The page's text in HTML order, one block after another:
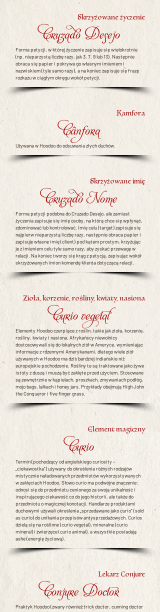
Skrzyżowane życzenie
Cruzado Desejo
Forma petycji, w której życzenie zapisuje się wielokrotnie
(np. nieparzystą liczbę razy, jak 3, 7, 9 lub 13). Następnie
obraca się papier i pokrywa go własnym imieniem i
nazwiskiem (tyle samo razy), a na koniec zapisuje się frazę
rozkazu w ciągłym okręgu wokół petycji.
Kamfora
Cânfora
Używana w Hoodoo do odsuwania złych duchów.
Skrzyżowane imię
Cruzado Nome
Forma petycji podobna do Cruzado Desejo, ale zamiast
życzenia zapisuje się imię osoby, na którą chce się wpłynąć,
zdominować lub kontrolować. Imię celu (target) zapisuje się
najpierw nieparzystą liczbę razy, następnie obraca papier i
zapisuje własne imię (client) pod kątem prostym, krzyżując
je z imieniem celu tyle samo razy, aby zyskać przewagę w
relacji. Na koniec tworzy się krąg z petycją, zapisując wokół
skrzyżowanych imion komendę klienta dotyczącą relacji.
Zioła, korzenie, rośliny, kwiaty, nasiona
Curio vegetal
Elementy Hoodoo czerpiące z roślin, takie jak zioła, korzenie,
rośliny, kwiaty i nasiona. Afrykańscy niewolnicy
dostosowywali się do lokalnych ziół w Ameryce, wymieniając
informacje z rdzennymi Amerykanami, dlatego wiele ziół
używanych w Hoodoo ma dziś bardziej indiańskie niż
europejskie pochodzenie. Rośliny te są traktowane jako żywe
istoty z duszą i muszą być zaklęte przed użyciem. Stosowane
są zewnętrznie w kąpielach, proszkach, zmywaniach podłóg,
mojo bags, lalkach i honey jars. Przykłady obejmują High John
the Conqueror i five finger grass.
Element magiczny
Curio
Termin (pochodzący od angielskiego curiosity –
„ciekawostka”) używany do określenia różnych rodzajów
mistycznie naładowanych przedmiotów wykorzystywanych
w zaklęciach Hoodoo. Słowo curio ma podwójne znaczenie:
odnosi się do przedmiotu cenionego za swoją unikalność i
inspirującego ciekawość co do jego historii, ale także do
przedmiotu o magicznej konotacji. Handlarze produktami
duchowymi używali określenia „sprzedawane jako curio” (sold
as curio) do unikania przepisów antysprzedażowych. Curios
dzielą się na roślinne (curio vegetal), mineralne (curio
mineral) i zwierzęce (curio animal), a wszystkie posiadają
ashe (energię życiową).
Lekarz Conjure
Conjure Doctor
Praktyk Hoodoo (zwany również trick doctor, cunning doctor